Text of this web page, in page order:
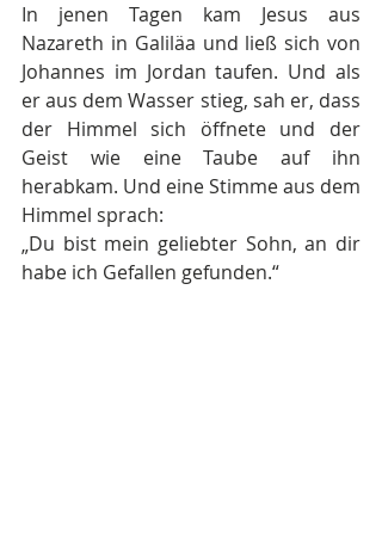
In jenen Tagen kam Jesus aus
Nazareth in Galiläa und ließ sich von
Johannes im Jordan taufen. Und als
er aus dem Wasser stieg, sah er, dass
der Himmel sich öffnete und der
Geist wie eine Taube auf ihn
herabkam. Und eine Stimme aus dem
Himmel sprach:
„Du bist mein geliebter Sohn, an dir
habe ich Gefallen gefunden.“